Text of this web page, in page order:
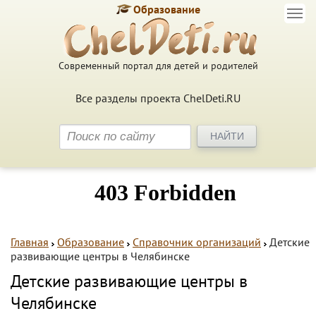
Современный портал для детей и родителей
Все разделы проекта ChelDeti.RU
Образование
Главная Образование Справочник организаций
Детские
развивающие центры в Челябинске
Детские развивающие центры в
Челябинске